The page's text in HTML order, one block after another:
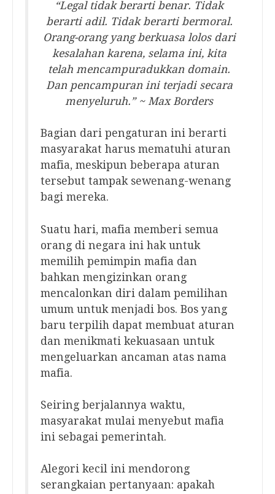
“Legal tidak berarti benar. Tidak
berarti adil. Tidak berarti bermoral.
Orang-orang yang berkuasa lolos dari
kesalahan karena, selama ini, kita
telah mencampuradukkan domain.
Dan pencampuran ini terjadi secara
menyeluruh.” ~ Max Borders
Bagian dari pengaturan ini berarti
masyarakat harus mematuhi aturan
mafia, meskipun beberapa aturan
tersebut tampak sewenang-wenang
bagi mereka.
Suatu hari, mafia memberi semua
orang di negara ini hak untuk
memilih pemimpin mafia dan
bahkan mengizinkan orang
mencalonkan diri dalam pemilihan
umum untuk menjadi bos. Bos yang
baru terpilih dapat membuat aturan
dan menikmati kekuasaan untuk
mengeluarkan ancaman atas nama
mafia.
Seiring berjalannya waktu,
masyarakat mulai menyebut mafia
ini sebagai pemerintah.
Alegori kecil ini mendorong
serangkaian pertanyaan: apakah